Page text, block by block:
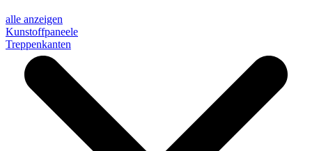
alle anzeigen
Kunstoffpaneele
Treppenkanten